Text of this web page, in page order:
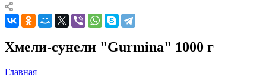
Хмели-сунели "Gurmina" 1000 г
Главная